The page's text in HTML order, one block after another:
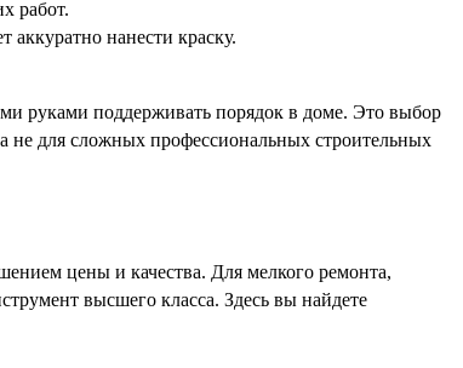
работ.
нанести краску.
руками поддерживать порядок в доме. Это выбор
не для сложных профессиональных строительных
цены и качества. Для мелкого ремонта,
высшего класса. Здесь вы найдете